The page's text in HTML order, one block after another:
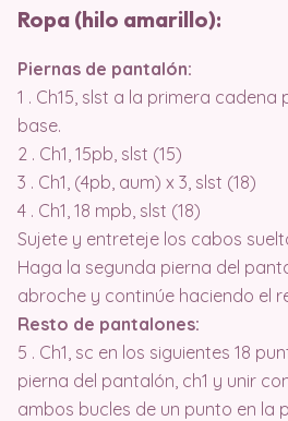
Ropa (hilo amarillo):
Piernas de pantalón:
1 . Ch15, slst a la primera
base.
2 . Ch1, 15pb, slst (15)
3 . Ch1, (4pb, aum) x 3, slst (18)
4 . Ch1, 18 mpb, slst (18)
Sujete y entreteje los cabos
Haga la segunda pierna del
abroche y continúe haciendo el
Resto de pantalones:
5 . Ch1, sc en los siguientes 18
pierna del pantalón, ch1 y unir
ambos bucles de un punto en la